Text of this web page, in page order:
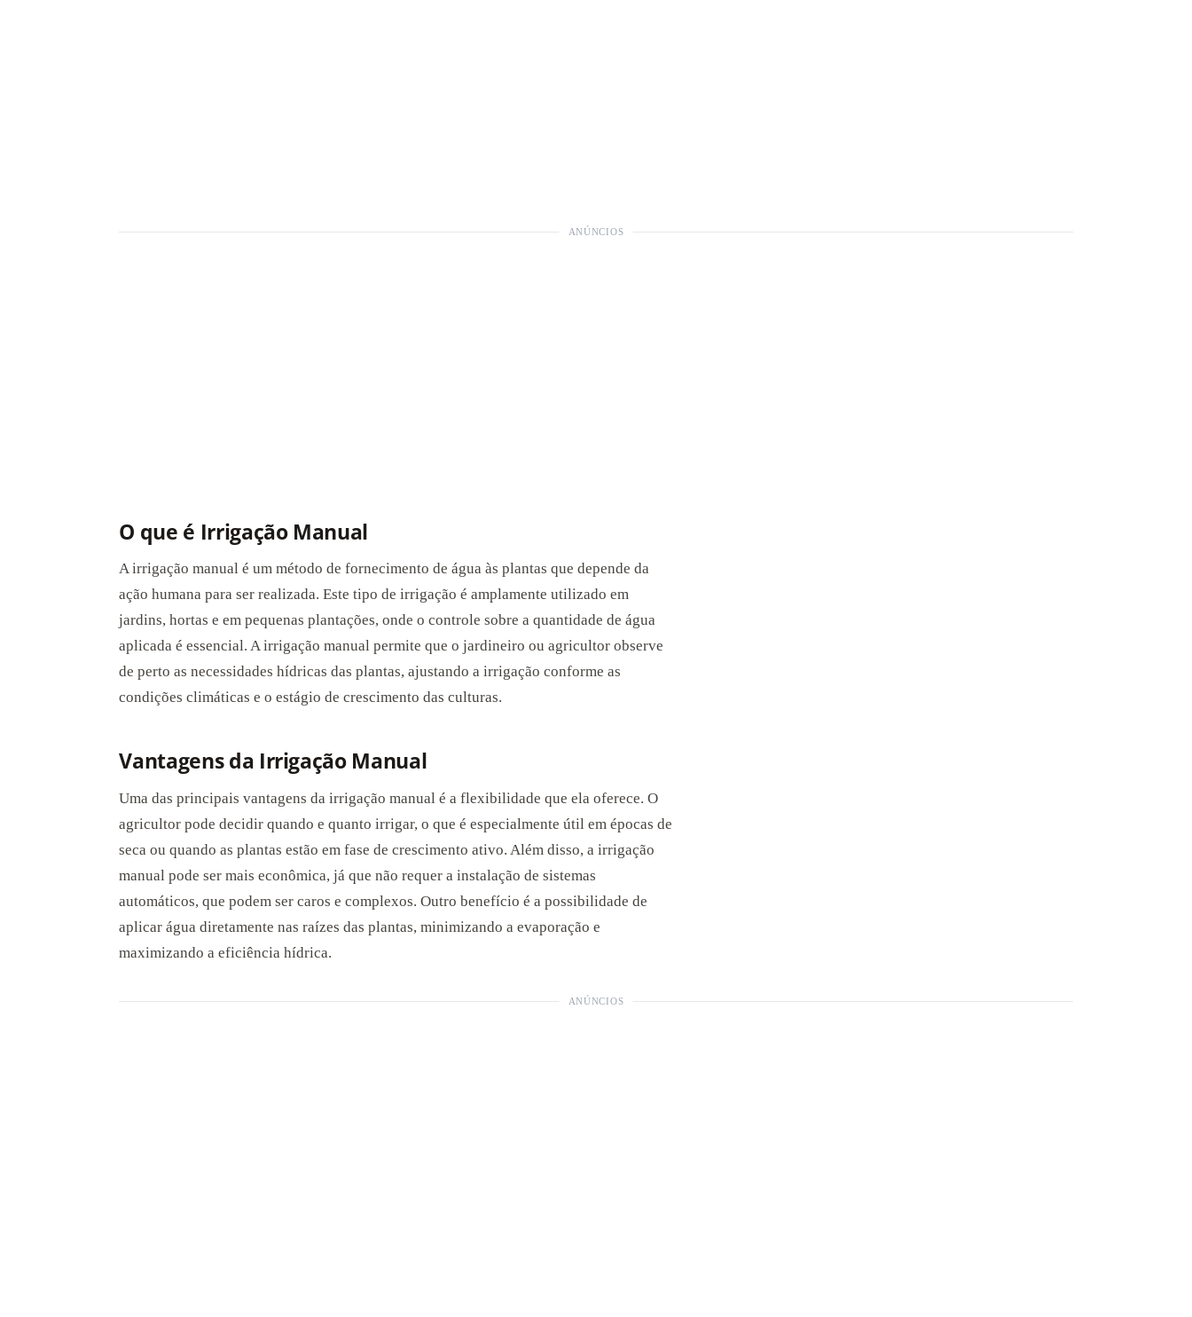
ANÚNCIOS
O que é Irrigação Manual
A irrigação manual é um método de fornecimento de água às plantas que depende da
ação humana para ser realizada. Este tipo de irrigação é amplamente utilizado em
jardins, hortas e em pequenas plantações, onde o controle sobre a quantidade de água
aplicada é essencial. A irrigação manual permite que o jardineiro ou agricultor observe
de perto as necessidades hídricas das plantas, ajustando a irrigação conforme as
condições climáticas e o estágio de crescimento das culturas.
Vantagens da Irrigação Manual
Uma das principais vantagens da irrigação manual é a flexibilidade que ela oferece. O
agricultor pode decidir quando e quanto irrigar, o que é especialmente útil em épocas de
seca ou quando as plantas estão em fase de crescimento ativo. Além disso, a irrigação
manual pode ser mais econômica, já que não requer a instalação de sistemas
automáticos, que podem ser caros e complexos. Outro benefício é a possibilidade de
aplicar água diretamente nas raízes das plantas, minimizando a evaporação e
maximizando a eficiência hídrica.
ANÚNCIOS